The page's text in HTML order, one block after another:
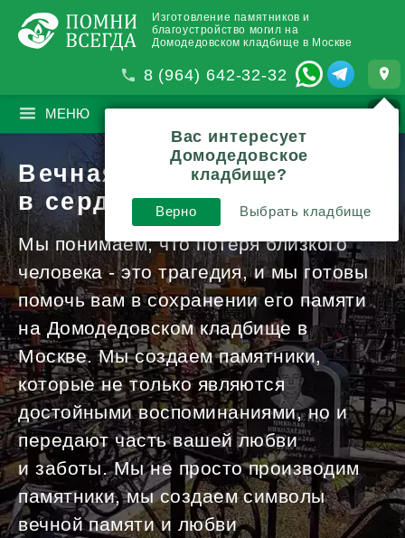
Изготовление памятников и
благоустройство могил на
Домодедовском кладбище в Москве
8 (964) 642-32-32
МЕНЮ ПОИСК
Вечная память
в сердцах и камне
Мы понимаем, что потеря близкого
человека - это трагедия, и мы готовы
помочь вам в сохранении его памяти
на Домодедовском кладбище в
Москве. Мы создаем памятники,
которые не только являются
достойными воспоминаниями, но и
передают часть вашей любви
и заботы. Мы не просто производим
памятники, мы создаем символы
вечной памяти и любви
Вас интересует
Домодедовское
кладбище?
Верно Выбрать кладбище